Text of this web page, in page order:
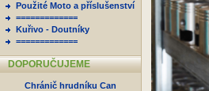
Použité Moto a příslušenství
=============
Kuřivo - Doutníky
=============
DOPORUČUJEME
Chránič hrudníku Can